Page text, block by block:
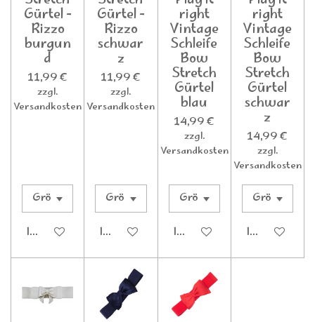
Gürtel -
Rizzo
burgun
d
11,99 €
zzgl.
Versandkosten
In den Warenkorb
Gürtel -
Rizzo
schwar
z
11,99 €
zzgl.
Versandkosten
In den Warenkorb
right
Vintage
Schleife
Bow
Stretch
Gürtel
blau
14,99 €
zzgl.
Versandkosten
In den Warenkorb
right
Vintage
Schleife
Bow
Stretch
Gürtel
schwar
z
14,99 €
zzgl.
Versandkosten
In den